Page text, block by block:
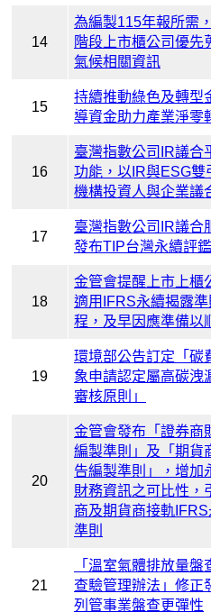
14
為編製115年報所需
階段上市櫃公司優先
氣候相關資訊
15
持續推動綠色及轉型
導資金助力產業淨零
16
臺灣指數公司IR議合
功能，以IR與ESG雙
機構投資人與企業議
17
臺灣指數公司IR議合
發布TIP台灣永續評
18
金管會提醒上市上櫃
適用IFRS永續揭露
程，及早因應準備以
19
環境部公告訂定「碳
象申請認定屬高碳洩
審核原則」
20
金管會發布「證券商
編製準則」及「期貨
告編製準則」，增加
財務資訊之可比性，
商及期貨商接軌
準則
21
「溫室氣體排放量盤
查驗管理辦法」修正
列管事業盤查更彈性